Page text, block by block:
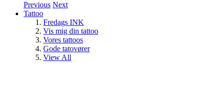
Previous Next
Tattoo
Fredags INK
Vis mig din tattoo
Vores tattoos
Gode tatovører
View All